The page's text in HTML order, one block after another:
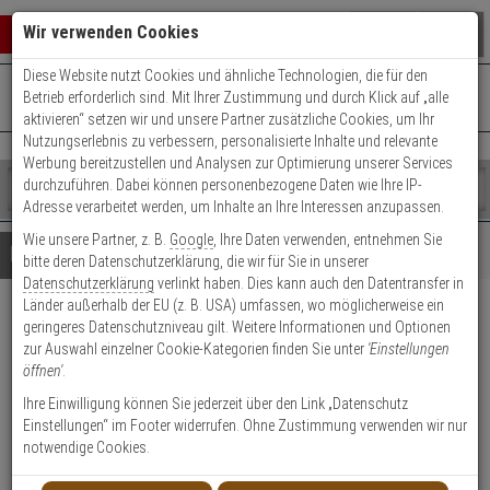
Warenkorb schließen
0 ARTIKEL IM WARENKORB
Ihr Warenkorb ist momentan leer.
Ergebnisse ()
Fertig
Shop
durchsuchen
Bitte
geben
Sie
mindestens
Zeichen
ein,
um
Suche
Es
wurde
noch
Kategorien
Suche
gestartet
+49 (0)821 899 493-0Mo. - Do.: 8:00 - 16:30 | Fr.: 8:00 - 14:00 Uhr
Kontaktservice nutzen
Details Beratung
Profi Kamerasystem 4K Bullet
+ Rekorder f. Gewerbe
Produktmerkmale
Wir verwenden Cookies
Diese Website nutzt Cookies und ähnliche Technologien, die für den
Betrieb erforderlich sind. Mit Ihrer Zustimmung und durch Klick auf „alle
aktivieren“ setzen wir und unsere Partner zusätzliche Cookies, um Ihr
Nutzungserlebnis zu verbessern, personalisierte Inhalte und relevante
Werbung bereitzustellen und Analysen zur Optimierung unserer Services
durchzuführen. Dabei können personenbezogene Daten wie Ihre IP-
Adresse verarbeitet werden, um Inhalte an Ihre Interessen anzupassen.
Wie unsere Partner, z. B. Google , Ihre Daten verwenden, entnehmen Sie
bitte deren Datenschutzerklärung, die wir für Sie in unserer
Datenschutzerklärung verlinkt haben. Dies kann auch den Datentransfer in
Länder außerhalb der EU (z. B. USA) umfassen, wo möglicherweise ein
geringeres Datenschutzniveau gilt. Weitere Informationen und Optionen
zur Auswahl einzelner Cookie-Kategorien finden Sie unter 'Einstellungen
öffnen'.
Ihre Einwilligung können Sie jederzeit über den Link „Datenschutz
Einstellungen“ im Footer widerrufen. Ohne Zustimmung verwenden wir nur
notwendige Cookies.